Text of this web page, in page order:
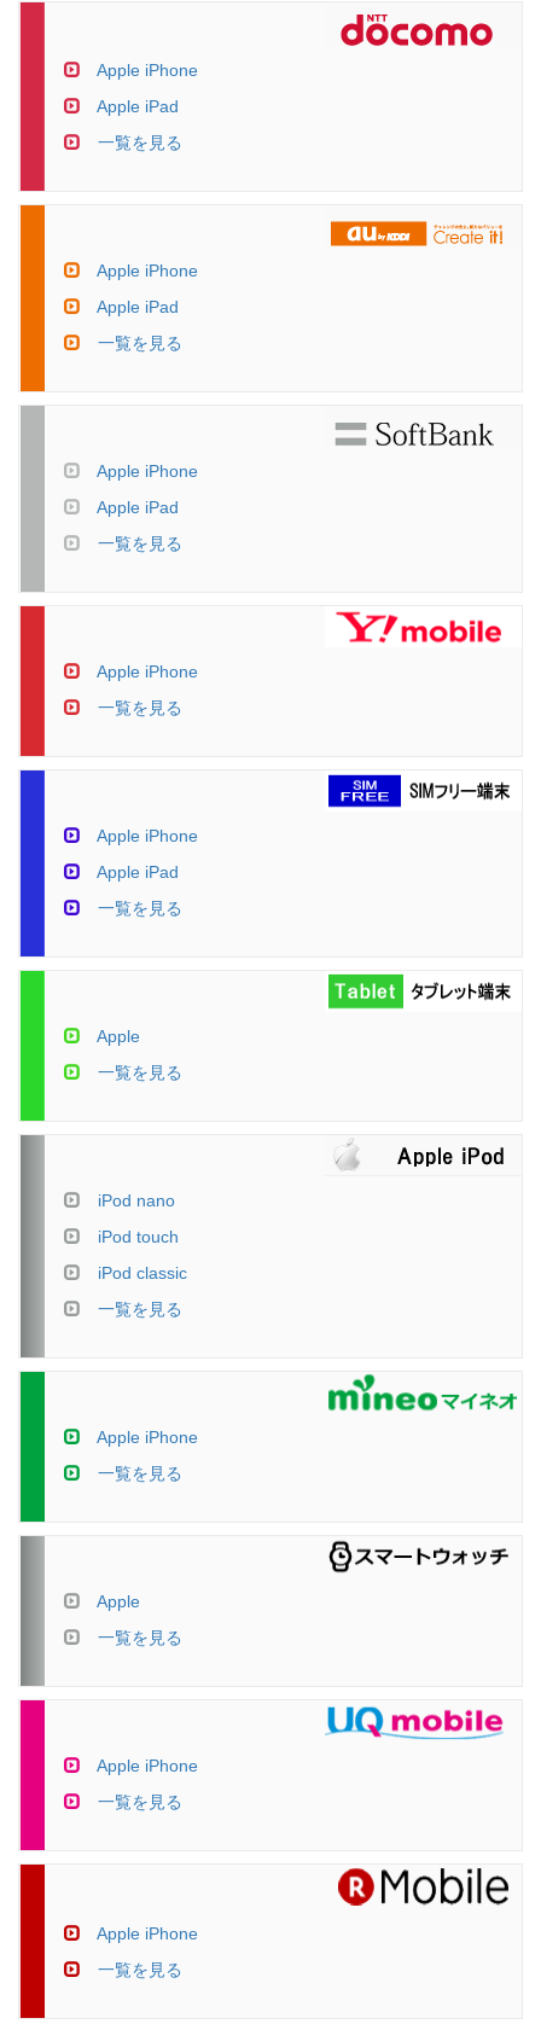
Apple iPhone
Apple iPad
一覧を見る
Apple iPhone
Apple iPad
一覧を見る
Apple iPhone
Apple iPad
一覧を見る
Apple iPhone
一覧を見る
Apple iPhone
Apple iPad
一覧を見る
Apple
一覧を見る
iPod nano
iPod touch
iPod classic
一覧を見る
Apple iPhone
一覧を見る
Apple
一覧を見る
Apple iPhone
一覧を見る
Apple iPhone
一覧を見る